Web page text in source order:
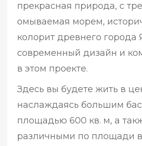
прекрасная природа, с
омываемая морем,
колорит древнего города
современный дизайн и
в этом проекте.
Здесь вы будете жить в
наслаждаясь большим
площадью 600 кв. м, а
различными по площади